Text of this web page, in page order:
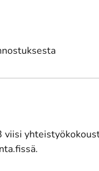
viisi